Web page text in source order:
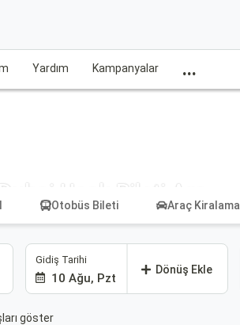
Yardım Kampanyalar ...
Uçak Bileti Ara
Otobüs Bileti Araç Kiralama
Gidiş Tarihi
10 Ağu, Pzt
Dönüş Ekle
göster